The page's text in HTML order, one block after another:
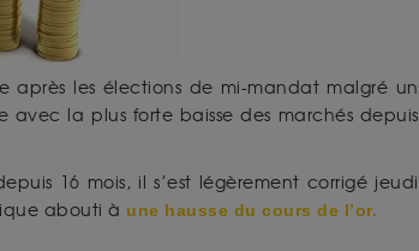
les élections de mi-mandat malgré un
avec la plus forte baisse des marchés depuis
16 mois, il s’est légèrement corrigé jeudi
abouti à une hausse du cours de l’or.